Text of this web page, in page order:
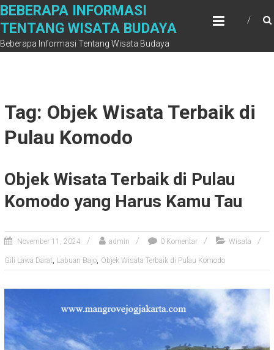
Skip
content
BEBERAPA INFORMASI
TENTANG WISATA BUDAYA
Beberapa Informasi Tentang Wisata Budaya
Tag: Objek Wisata Terbaik di
Pulau Komodo
Objek Wisata Terbaik di Pulau
Komodo yang Harus Kamu Tau
November 11, 2024 admin 0 Komentar Wisata
Gili Lawa Darat, Labuan Bajo, Objek Wisata Terbaik di Pulau Komodo